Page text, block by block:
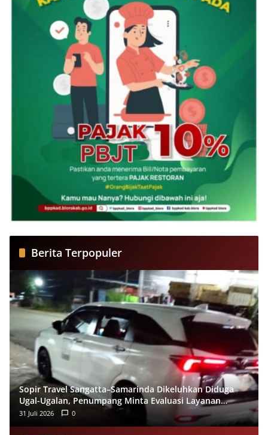
Berita Terpopuler
Sopir Travel Sangatta–Samarinda Dikeluhkan Diduga
Ugal-Ugalan, Penumpang Minta Evaluasi Layanan
Almeera
31 Juli 2026 0